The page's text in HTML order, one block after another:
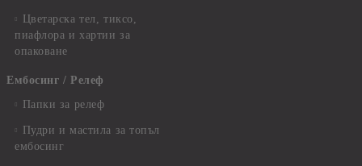
Цветарска тел, тиксо,
пиафлора и хартии за
опаковане
Ембосинг / Релеф
Папки за релеф
Пудри и мастила за топъл
ембосинг